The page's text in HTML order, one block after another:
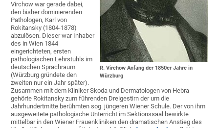
R. Virchow Anfang der 1850er Jahre in
Würzburg
Virchow war gerade dabei,
den bisher dominierenden
Pathologen, Karl von
Rokitansky (1804-1878)
abzulösen. Dieser war Inhaber
des in Wien 1844
eingerichteten, ersten
pathologischen Lehrstuhls im
deutschen Sprachraum
(Würzburg gründete den
zweiten nur ein Jahr später).
Zusammen mit dem Kliniker Skoda und Dermatologen von Hebra
gehörte Rokitansky zum führenden Dreigestirn der um die
Jahrhundertmitte berühmten sog. jüngeren Wiener Schule. Der von ihm
ausgeweitete pathologische Unterricht im Sektionssaal bewirkte
mittelbar in den Wiener Frauenkliniken den dramatischen Anstieg des